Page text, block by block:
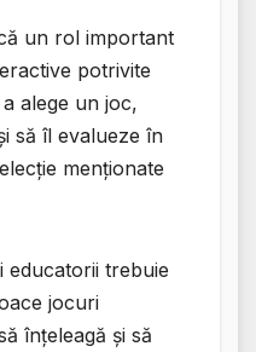
un rol important
potrivite
alege un joc,
să îl evalueze în
menționate
educatorii trebuie
jocuri
înțeleagă și să